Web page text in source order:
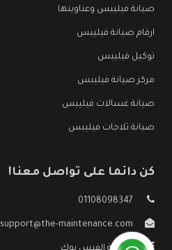
صيانة فيليبس وعناوينها
ارقام صيانة فيليبس
توكيل فيليبس
مركز صيانة فيليبس
صيانة غسالات فيليبس
صيانة ثلاجات فيليبس
كن دائما على تواصل معنا!
01108098347
support@the-maintenance.com